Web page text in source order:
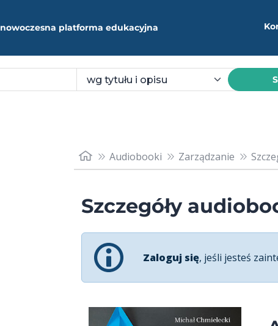
nowoczesna platforma edukacyjna
Audiobooki Zarządzanie
Szczegóły
Zaloguj się, jeśli jesteś